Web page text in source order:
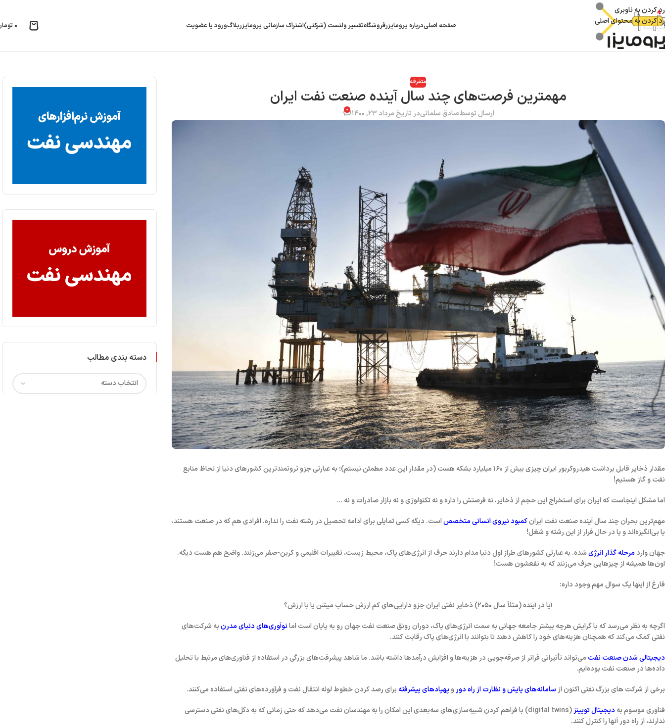
رد کردن به ناوبری
رد کردن به محتوای اصلی
صفحه اصلیدرباره پرومایزرفروشگاهتفسیر ولتست (شرکتی)اشتراک سازمانی پرومایزربلاگورود یا عضویت ۰
متفرقه
مهمترین فرصت‌‌های چند سال آینده صنعت نفت ایران
ارسال توسطصادق سلمانیدر تاریخ مرداد ۲۳, ۱۴۰۰ ۰
مقدار ذخایر قابل برداشت هیدروکربور ایران چیزی بیش از ١۶٠ میلیارد بشکه
هست (در مقدار این عدد مطمئن نیستم)؛ به عبارتی جزو ثروتمندترین کشورهای دنیا از لحاظ منابع
نفت و گاز هستیم!
اما مشکل اینجاست که ایران برای استخراج این حجم از ذخایر، نه فرصتش را داره و نه تکنولوژی و نه بازار صادرات و نه …
مهم‌ترین بحران چند سال آینده صنعت نفت ایرانکمبود نیروی انسانی متخصصاست. دیگه کسی تمایلی برای ادامه تحصیل در رشته نفت را نداره. افرادی هم که در صنعت هستند،
یا بی‌انگیزه‌اند و یا در حال فرار از این رشته و شغل!
جهان واردمرحله گذار انرژیشده. به عبارتی کشورهای طراز اول دنیا مدام دارند حرف از انرژی‌های پاک، محیط زیست، تغییرات اقلیمی و کربن-صفر می‌زنند. واضح هم هست دیگه.
اون‌ها همیشه از چیزهایی حرف می‌زنند که به نفعشون هست!
فارغ از اینها یک سوال مهم وجود داره:
آیا در آینده (مثلاً سال ۲۰۵۰) ذخایر نفتی ایران جزو دارایی‌های کم ارزش حساب میشن یا با ارزش؟
اگرچه به نظر می‌رسد که با گرایش هرچه بیشتر جامعه جهانی به سمت انرژی‌های پاک، دوران رونق صنعت نفت جهان رو به پایان است امانوآوری‌های دنیای مدرنبه شرکت‌های
نفتی کمک می‌کند که همچنان هزینه‌های خود را کاهش دهند تا بتوانند با انرژی‌های پاک رقابت کنند.
دیجیتالی شدن صنعت نفت می‌تواند تأثیراتی فراتر از صرفه‌جویی در هزینه‌ها و افزایش درآمدها داشته باشد. ما شاهد پیشرفت‌های بزرگی در استفاده از فناوری‌های مرتبط با تحلیل
داده‌ها در صنعت نفت بوده‌ایم.
برخی از شرکت های بزرگ نفتی اکنون از سامانه‌های پایش و نظارت از راه دور و پهپادهای پیشرفته برای رصد کردن خطوط لوله انتقال نفت و فرآورده‌های نفتی استفاده می‌کنند.
فناوری موسوم به دیجیتال تویینز
(digital twins) با فراهم کردن شبیه‌سازی‌های سه‌بعدی این امکان را به مهندسان نفت می‌دهد که حتی زمانی که به دکل‌های نفتی دسترسی
ندارند، از راه دور آنها را کنترل کنند.
دسته بندی مطالب